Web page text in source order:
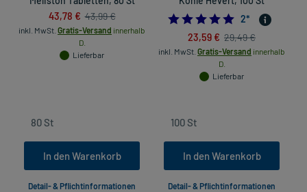
43,78 € 43,99 €
inkl. MwSt. Gratis-Versand innerhalb
D.
Lieferbar
In den Warenkorb
Detail- & Pflichtinformationen
5.0
2*
23,59 € 29,49 €
inkl. MwSt. Gratis-Versand innerhalb
D.
Lieferbar
In den Warenkorb
Detail- & Pflichtinformationen